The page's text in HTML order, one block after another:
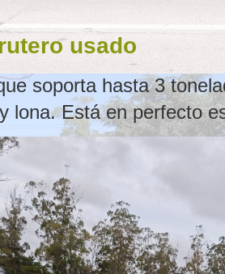
usado
soporta hasta 3
lona. Está en perfecto